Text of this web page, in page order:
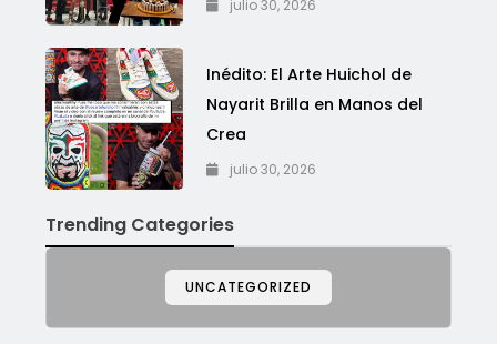
julio 30, 2026
Inédito: El Arte Huichol de
Nayarit Brilla en Manos del
Crea
julio 30, 2026
Trending Categories
UNCATEGORIZED